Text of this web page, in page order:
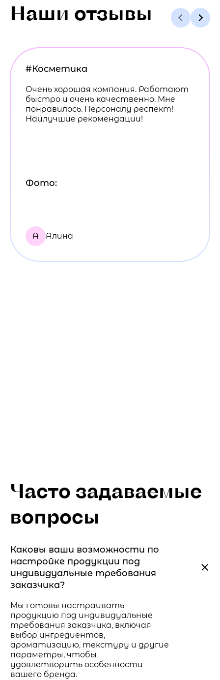
Наши отзывы
#Косметика
Очень хорошая компания. Работают
быстро и очень качественно. Мне
понравилось. Персоналу респект!
Наилучшие рекомендации!
Фото:
А Алина
Часто задаваемые
вопросы
Каковы ваши возможности по
настройке продукции под
индивидуальные требования
заказчика?
Мы готовы настраивать
продукцию под индивидуальные
требования заказчика, включая
выбор ингредиентов,
ароматизацию, текстуру и другие
параметры, чтобы
удовлетворить особенности
вашего бренда.